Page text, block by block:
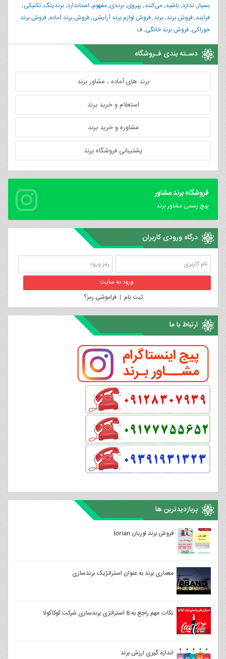
بسیار,ندارد,باشید,می‌کنند, پیروی,برندی,مفهوم, استاندارد,برندینگ,تکنیکی,
فرایند,فروش برند,برند,فروش لوازم برند آرایشی,فروش برند آماده,فروش برند
خوراکی,فروش برند خانگی,ف
دسـته بندی فـروشگاه
برند های آماده ، مشاور برند
استعلام و خرید برند
مشاوره و خرید برند
پشتیبانی فروشگاه برند
فروشگاه برند مشاور
پیچ رسمی مشاور برند
درگاه ورودی کاربران
ثبت نام |فراموشی رمز؟
ارتباط با ما
پربازدیدترین ها
فروش برند لوريان lorian
معماری برند به عنوان استراتژیک برندسازی
نکات مهم راجع به 6 استراتژی برندسازی شرکت کوکاکولا
اندازه گیری ارزش برند